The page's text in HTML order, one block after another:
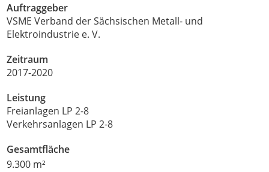
Auftraggeber
VSME Verband der Sächsischen Metall- und
Elektroindustrie e. V.
Zeitraum
2017-2020
Leistung
Freianlagen LP 2-8
Verkehrsanlagen LP 2-8
Gesamtfläche
9.300 m²